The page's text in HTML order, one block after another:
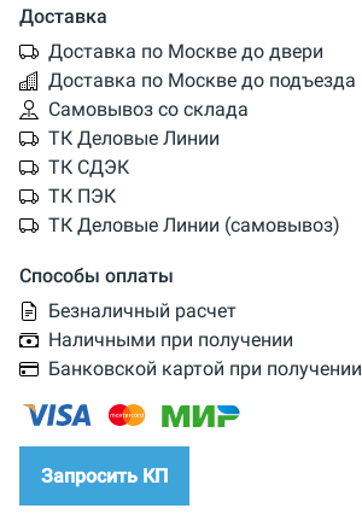
Доставка
Доставка по Москве до двери
Доставка по Москве до подъезда
Самовывоз со склада
ТК Деловые Линии
ТК СДЭК
ТК ПЭК
ТК Деловые Линии (самовывоз)
Способы оплаты
Безналичный расчет
Наличными при получении
Банковской картой при получении
Запросить КП